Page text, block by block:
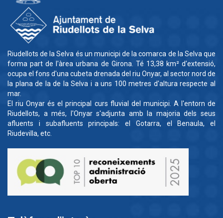
Riudellots de la Selva és un municipi de la comarca de la Selva que
forma part de l'àrea urbana de Girona. Té 13,38 km² d'extensió,
ocupa el fons d'una cubeta drenada del riu Onyar, al sector nord de
la plana de la de la Selva i a uns 100 metres d'altura respecte al
mar.
El riu Onyar és el principal curs fluvial del municipi. A l'entorn de
Riudellots, a més, l'Onyar s'adjunta amb la majoria dels seus
afluents i subafluents principals: el Gotarra, el Benaula, el
Riudevilla, etc.